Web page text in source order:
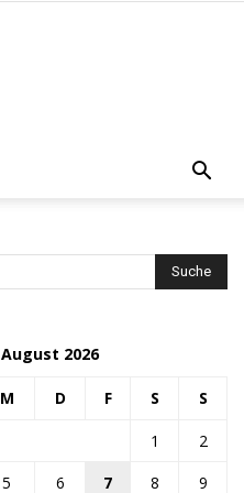
August 2026
M D F S S
1
2
5 6 7 8 9